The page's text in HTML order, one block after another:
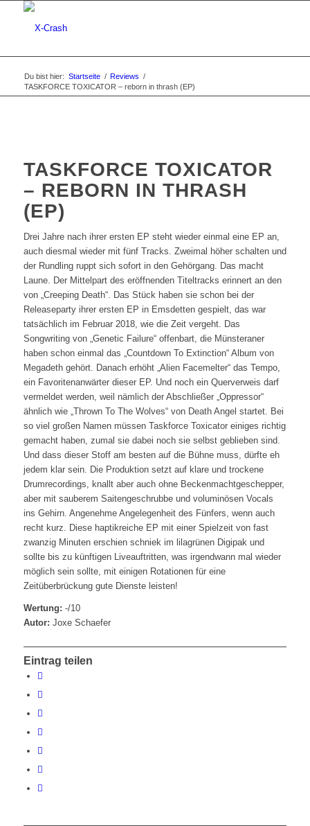
Du bist hier: Startseite / Reviews /
TASKFORCE TOXICATOR – reborn in thrash (EP)
TASKFORCE TOXICATOR
– REBORN IN THRASH
(EP)
Drei Jahre nach ihrer ersten EP steht wieder einmal eine EP an,
auch diesmal wieder mit fünf Tracks. Zweimal höher schalten und
der Rundling ruppt sich sofort in den Gehörgang. Das macht
Laune. Der Mittelpart des eröffnenden Titeltracks erinnert an den
von „Creeping Death“. Das Stück haben sie schon bei der
Releaseparty ihrer ersten EP in Emsdetten gespielt, das war
tatsächlich im Februar 2018, wie die Zeit vergeht. Das
Songwriting von „Genetic Failure“ offenbart, die Münsteraner
haben schon einmal das „Countdown To Extinction“ Album von
Megadeth gehört. Danach erhöht „Alien Facemelter“ das Tempo,
ein Favoritenanwärter dieser EP. Und noch ein Querverweis darf
vermeldet werden, weil nämlich der Abschließer „Oppressor“
ähnlich wie „Thrown To The Wolves“ von Death Angel startet. Bei
so viel großen Namen müssen Taskforce Toxicator einiges richtig
gemacht haben, zumal sie dabei noch sie selbst geblieben sind.
Und dass dieser Stoff am besten auf die Bühne muss, dürfte eh
jedem klar sein. Die Produktion setzt auf klare und trockene
Drumrecordings, knallt aber auch ohne Beckenmachtgeschepper,
aber mit sauberem Saitengeschrubbe und voluminösen Vocals
ins Gehirn. Angenehme Angelegenheit des Fünfers, wenn auch
recht kurz. Diese haptikreiche EP mit einer Spielzeit von fast
zwanzig Minuten erschien schniek im lilagrünen Digipak und
sollte bis zu künftigen Liveauftritten, was irgendwann mal wieder
möglich sein sollte, mit einigen Rotationen für eine
Zeitüberbrückung gute Dienste leisten!
Wertung: -/10
Autor: Joxe Schaefer
Eintrag teilen